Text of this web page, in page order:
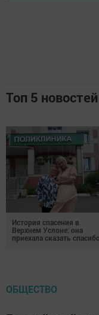
Топ 5 новостей
История спасения в
Верхнем Услоне: она
приехала сказать спасибо
ОБЩЕСТВО